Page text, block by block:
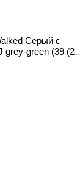
Серый с
grey-green (39 (25